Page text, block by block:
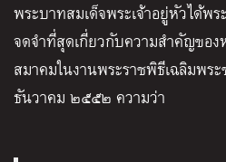
พระบาทสมเด็จพระเจ้าอยู่หัวได้พ
จดจำที่สุดเกี่ยวกับความสำคัญของ
สมาคมในงานพระราชพิธีเฉลิมพร
ธันวาคม ๒๕๕๒ ความว่า